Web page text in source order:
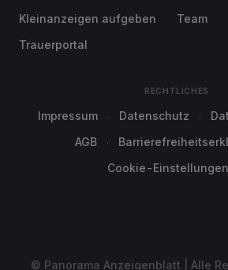
Kleinanzeigen aufgeben
Trauerportal
Team
RECHTLICHES
Impressum Datenschutz
AGB
Cookie-Einstellungen
© Panorama Anzeigenblatt | Alle